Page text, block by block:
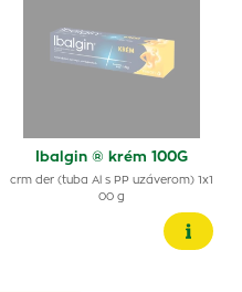
Ibalgin ® krém 100G
crm der (tuba Al s PP uzáverom) 1x1
00 g